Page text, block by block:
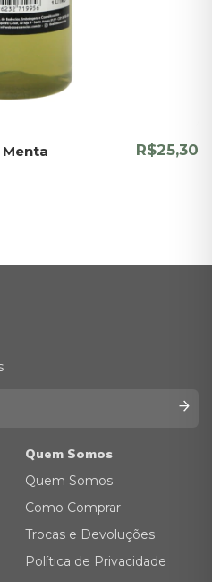
R$25,30
Quem Somos
Quem Somos
Como Comprar
Trocas e Devoluções
Política de Privacidade